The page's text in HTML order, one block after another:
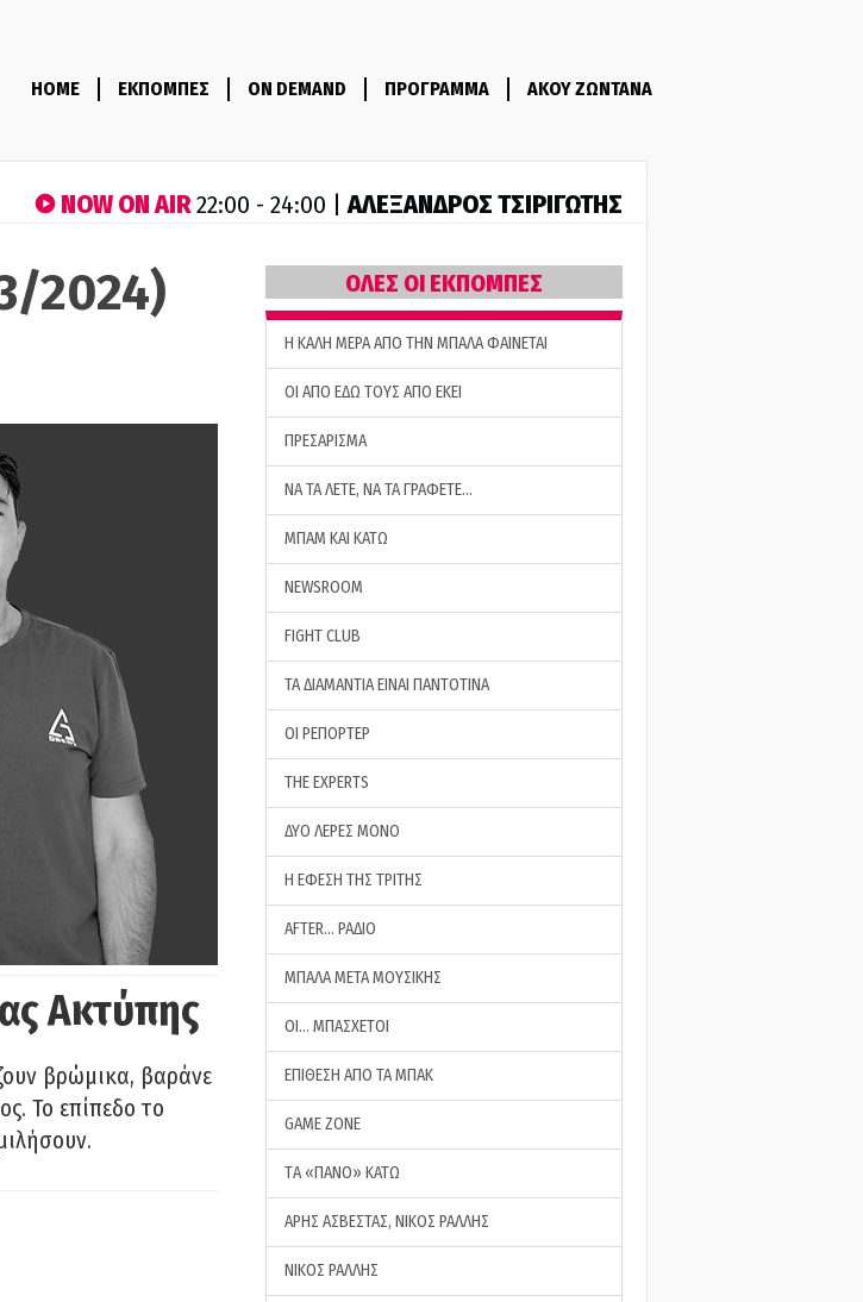
HOME ΕΚΠΟΜΠΕΣ ON DEMAND ΠΡΟΓΡΑΜΜΑ ΑΚΟΥ ΖΩΝΤΑΝΑ
NOW ON AIR22:00 - 24:00 |ΑΛΕΞΑΝΔΡΟΣ ΤΣΙΡΙΓΩΤΗΣ
2024)
Ακτύπης
βρώμικα, βαράνε
Το επίπεδο το
ΟΛΕΣ ΟΙ ΕΚΠΟΜΠΕΣ
H ΚΑΛΗ ΜΕΡΑ ΑΠΟ ΤΗΝ ΜΠΑΛΑ ΦΑΙΝΕΤΑΙ
ΟΙ ΑΠΟ ΕΔΩ ΤΟΥΣ ΑΠΟ ΕΚΕΙ
ΠΡΕΣΑΡΙΣΜΑ
ΝΑ ΤΑ ΛΕΤΕ, ΝΑ ΤΑ ΓΡΑΦΕΤΕ…
ΜΠΑΜ ΚΑΙ ΚΑΤΩ
NEWSROOM
FIGHT CLUB
ΤΑ ΔΙΑΜΑΝΤΙΑ ΕΙΝΑΙ ΠΑΝΤΟΤΙΝΑ
ΟΙ ΡΕΠΟΡΤΕΡ
THE EXPERTS
ΔΥΟ ΛΕΡΕΣ ΜΟΝΟ
Η ΕΦΕΣΗ ΤΗΣ ΤΡΙΤΗΣ
AFTER… ΡΑΔΙΟ
ΜΠΑΛΑ ΜΕΤΑ ΜΟΥΣΙΚΗΣ
ΟΙ… ΜΠΑΣΧΕΤΟΙ
ΕΠΙΘΕΣΗ ΑΠΟ ΤΑ ΜΠΑΚ
GAME ZONE
ΤA «ΠΑΝΟ» ΚΑΤΩ
ΑΡΗΣ ΑΣΒΕΣΤΑΣ, ΝΙΚΟΣ ΡΑΛΛΗΣ
ΝΙΚΟΣ ΡΑΛΛΗΣ